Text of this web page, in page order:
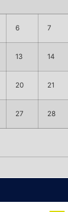
6 7
13 14
20 21
27 28